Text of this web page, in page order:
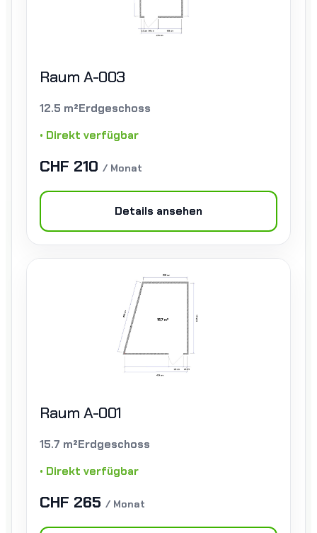
Raum A-003
12.5 m²Erdgeschoss
• Direkt verfügbar
CHF 210 / Monat
Details ansehen
Raum A-001
15.7 m²Erdgeschoss
• Direkt verfügbar
CHF 265 / Monat